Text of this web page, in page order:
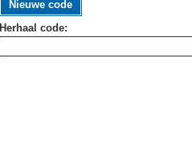
Nieuwe code
Herhaal code: